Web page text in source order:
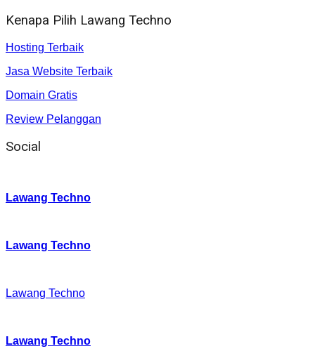
Kenapa Pilih Lawang Techno
Hosting Terbaik
Jasa Website Terbaik
Domain Gratis
Review Pelanggan
Social
Lawang Techno
Lawang Techno
Lawang Techno
Lawang Techno